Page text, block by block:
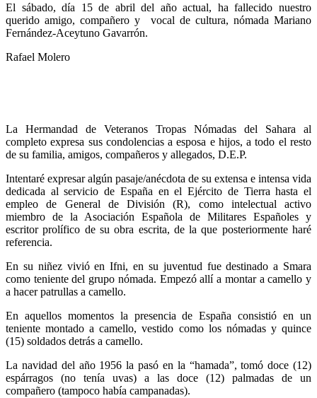
El sábado, día 15 de abril del año actual, ha fallecido nuestro
querido amigo, compañero y vocal de cultura, nómada Mariano
Fernández-Aceytuno Gavarrón.
Rafael Molero
La Hermandad de Veteranos Tropas Nómadas del Sahara al
completo expresa sus condolencias a esposa e hijos, a todo el resto
de su familia, amigos, compañeros y allegados, D.E.P.
Intentaré expresar algún pasaje/anécdota de su extensa e intensa vida
dedicada al servicio de España en el Ejército de Tierra hasta el
empleo de General de División (R), como intelectual activo
miembro de la Asociación Española de Militares Españoles y
escritor prolífico de su obra escrita, de la que posteriormente haré
referencia.
En su niñez vivió en Ifni, en su juventud fue destinado a Smara
como teniente del grupo nómada. Empezó allí a montar a camello y
a hacer patrullas a camello.
En aquellos momentos la presencia de España consistió en un
teniente montado a camello, vestido como los nómadas y quince
(15) soldados detrás a camello.
La navidad del año 1956 la pasó en la “hamada”, tomó doce (12)
espárragos (no tenía uvas) a las doce (12) palmadas de un
compañero (tampoco había campanadas).